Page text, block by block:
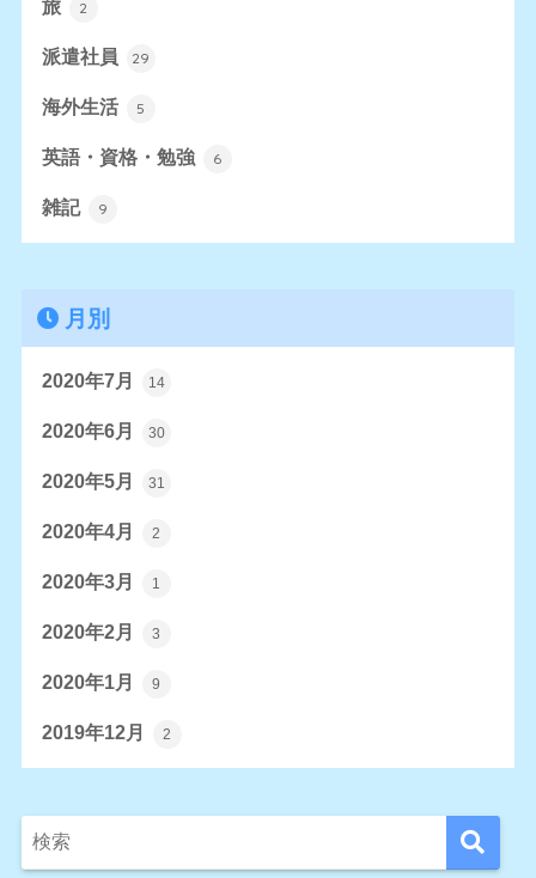
旅 2
派遣社員 29
海外生活 5
英語・資格・勉強 6
雑記 9
月別
2020年7月 14
2020年6月 30
2020年5月 31
2020年4月 2
2020年3月 1
2020年2月 3
2020年1月 9
2019年12月 2